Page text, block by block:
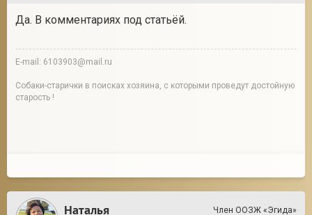
Да. В комментариях под статьёй.
E-mail: 6103903@mail.ru
Собаки-старички в поисках хозяина, с которыми проведут достойную
старость !
Наталья Член ООЗЖ «Эгида»